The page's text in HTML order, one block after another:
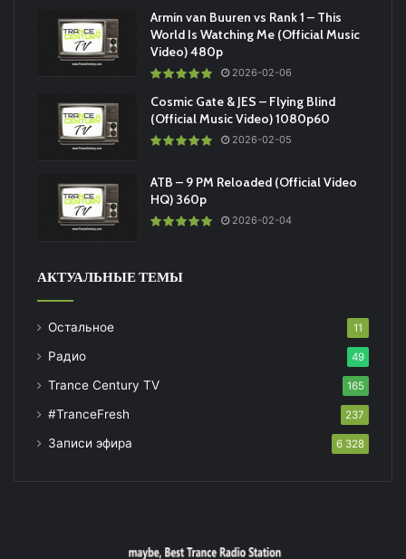
Armin van Buuren vs Rank 1 – This
World Is Watching Me (Official Music
Video) 480p
2026-02-06
Cosmic Gate & JES – Flying Blind
(Official Music Video) 1080p60
2026-02-05
ATB – 9 PM Reloaded (Official Video
HQ) 360p
2026-02-04
АКТУАЛЬНЫЕ ТЕМЫ
Остальное 11
Радио 49
Trance Century TV 165
#TranceFresh 237
Записи эфира 6 328